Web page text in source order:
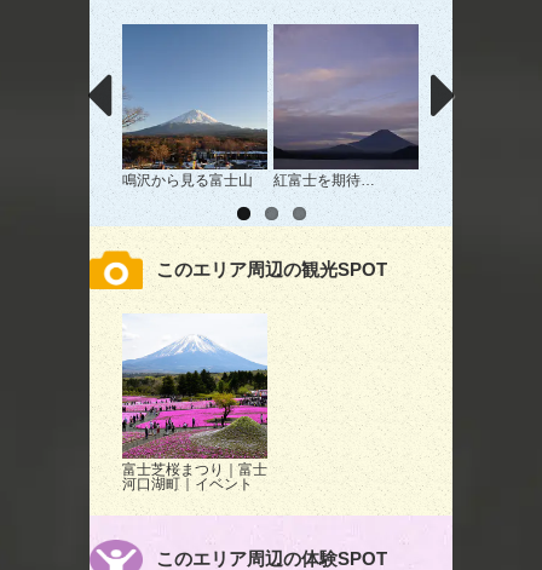
鳴沢から見る富士山 紅富士を期待… 冬の富士山。
このエリア周辺の観光SPOT
富士芝桜まつり｜富士
河口湖町｜イベント
このエリア周辺の体験SPOT